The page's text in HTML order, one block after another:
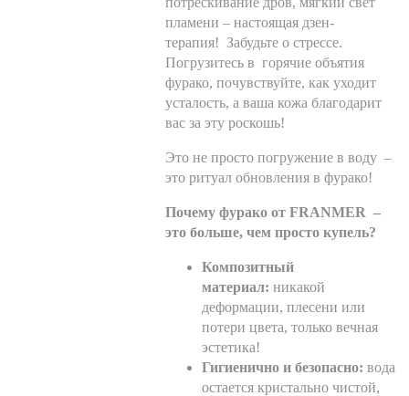
пламени – настоящая дзен-
терапия! Забудьте о стрессе.
Погрузитесь в горячие объятия
фурако, почувствуйте, как уходит
усталость, а ваша кожа благодарит
вас за эту роскошь!
Это не просто погружение в воду –
это ритуал обновления в фурако!
Почему фурако от FRANMER –
это больше, чем просто купель?
Композитный
материал: никакой
деформации, плесени или
потери цвета, только вечная
эстетика!
Гигиенично и безопасно: вода
остается кристально чистой,